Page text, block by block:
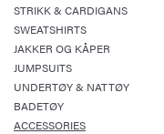
STRIKK & CARDIGANS
SWEATSHIRTS
JAKKER OG KÅPER
JUMPSUITS
UNDERTØY & NATTØY
BADETØY
ACCESSORIES